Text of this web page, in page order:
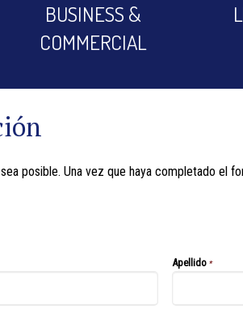
BUSINESS &
COMMERCIAL
posible. Una vez que haya completado el
Apellido *